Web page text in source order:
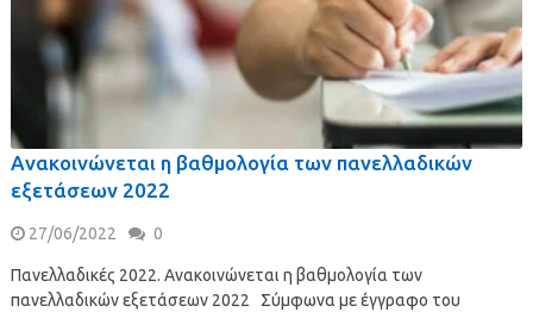
Ανακοινώνεται η βαθμολογία των πανελλαδικών
εξετάσεων 2022
27/06/2022 0
Πανελλαδικές 2022. Ανακοινώνεται η βαθμολογία των
πανελλαδικών εξετάσεων 2022 Σύμφωνα με έγγραφο του